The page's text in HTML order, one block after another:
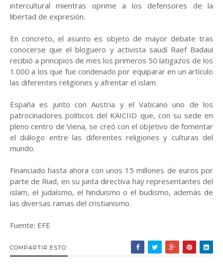
intercultural mientras oprime a los defensores de la
libertad de expresión.
En concreto, el asunto es objeto de mayor debate tras
conocerse que el bloguero y activista saudí Raef Badaui
recibió a principios de mes los primeros 50 latigazos de los
1.000 a los que fue condenado por equiparar en un artículo
las diferentes religiones y afrentar el islam.
España es junto con Austria y el Vaticano uno de los
patrocinadores políticos del KAICIID que, con su sede en
pleno centro de Viena, se creó con el objetivo de fomentar
el diálogo entre las diferentes religiones y culturas del
mundo.
Financiado hasta ahora con unos 15 millones de euros por
parte de Riad, en su junta directiva hay representantes del
islam, el judaísmo, el hinduismo o el budismo, además de
las diversas ramas del cristianismo.
Fuente: EFE
COMPARTIR ESTO: